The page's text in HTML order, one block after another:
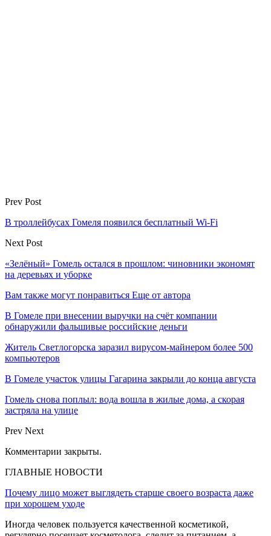
Prev Post
В троллейбусах Гомеля появился бесплатный Wi-Fi
Next Post
«Зелёный» Гомель остался в прошлом: чиновники экономят
на деревьях и уборке
Вам также могут понравиться Еще от автора
В Гомеле при внесении выручки на счёт компании
обнаружили фальшивые российские деньги
Житель Светлогорска заразил вирусом-майнером более 500
компьютеров
В Гомеле участок улицы Гагарина закрыли до конца августа
Гомель снова поплыл: вода вошла в жилые дома, а скорая
застряла на улице
Prev Next
Комментарии закрыты.
ГЛАВНЫЕ НОВОСТИ
Почему лицо может выглядеть старше своего возраста даже
при хорошем уходе
Иногда человек пользуется качественной косметикой,